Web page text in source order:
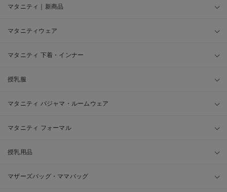
マタニティ｜新商品
マタニティウェア
マタニティ 下着・インナー
授乳服
マタニティ パジャマ・ルームウェア
マタニティ フォーマル
授乳用品
マザーズバッグ・ママバッグ